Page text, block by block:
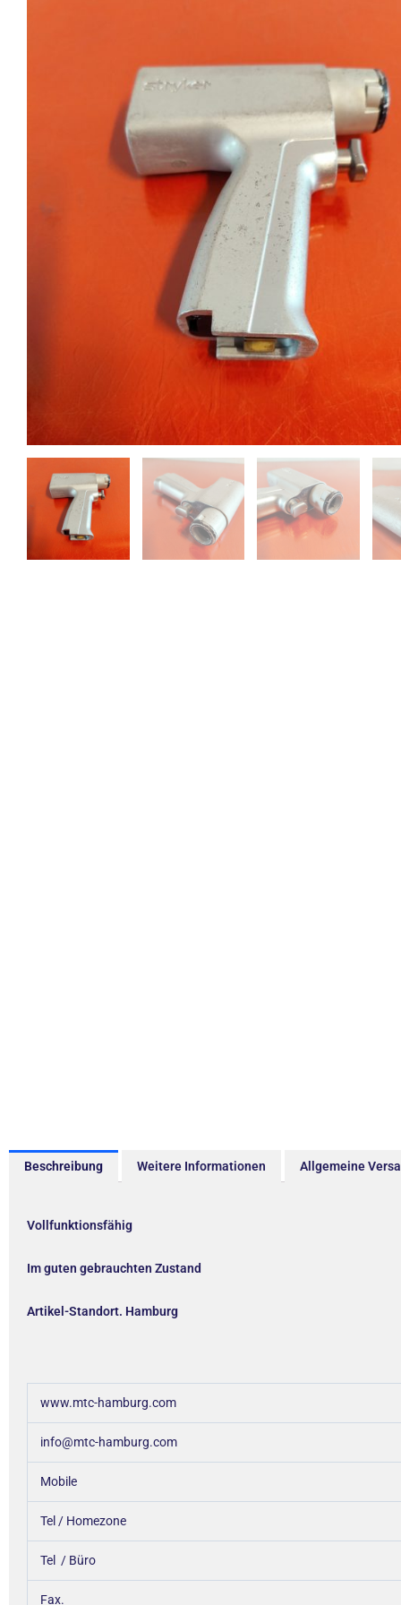
Beschreibung Weitere Informationen Allgemeine
Vollfunktionsfähig
Im guten gebrauchten Zustand
Artikel-Standort. Hamburg
www.mtc-hamburg.com
info@mtc-hamburg.com
Mobile
Tel / Homezone
Tel / Büro
Fax.